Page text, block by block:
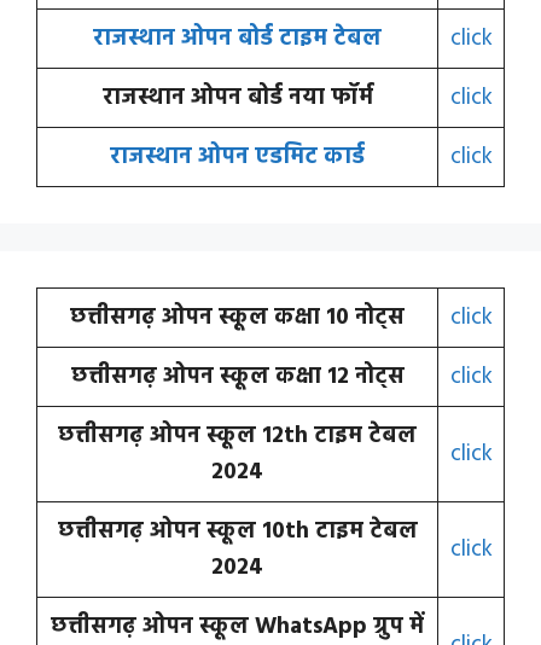
राजस्थान ओपन बोर्ड टाइम टेबल
click
राजस्थान ओपन बोर्ड नया फॉर्म
click
राजस्थान ओपन एडमिट कार्ड
click
छत्तीसगढ़ ओपन स्कूल कक्षा 10 नोट्स
click
छत्तीसगढ़ ओपन स्कूल कक्षा 12 नोट्स
click
छत्तीसगढ़ ओपन स्कूल 12th टाइम टेबल
2024
click
छत्तीसगढ़ ओपन स्कूल 10th टाइम टेबल
2024
click
छत्तीसगढ़ ओपन स्कूल WhatsApp ग्रुप में